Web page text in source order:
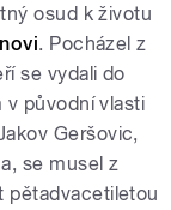
osud k životu
. Pocházel z
se vydali do
v původní vlasti
Geršovic,
se musel z
pětadvacetiletou